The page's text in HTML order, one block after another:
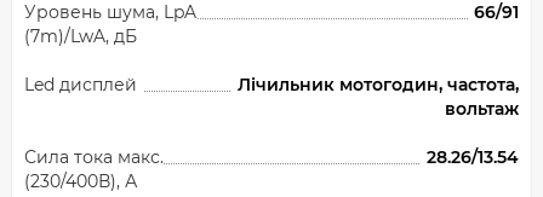
Уровень шума, LpA
(7m)/LwA, дБ
66/91
Led дисплей
Лічильник мотогодин, частота,
вольтаж
Сила тока макс.
(230/400В), А
28.26/13.54